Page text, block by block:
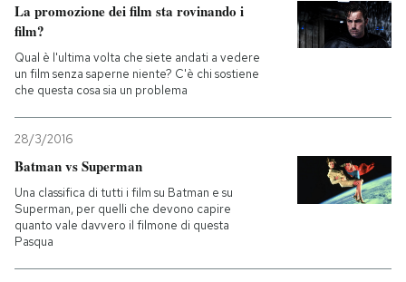
La promozione dei film sta rovinando i
film?
Qual è l'ultima volta che siete andati a vedere
un film senza saperne niente? C'è chi sostiene
che questa cosa sia un problema
28/3/2016
Batman vs Superman
Una classifica di tutti i film su Batman e su
Superman, per quelli che devono capire
quanto vale davvero il filmone di questa
Pasqua